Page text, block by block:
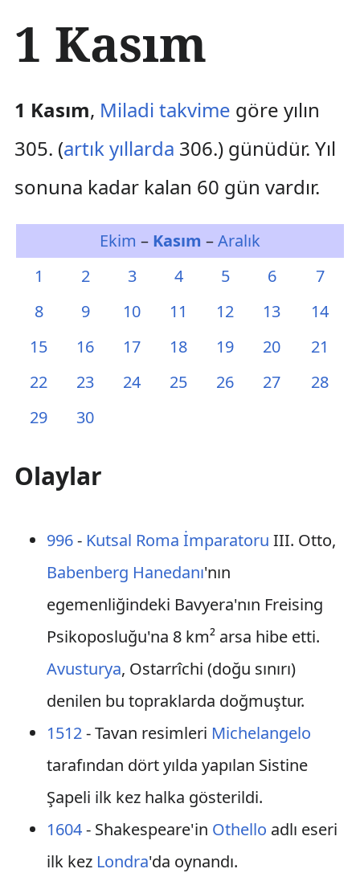
r
e
t
a
1 Kasım
1 Kasım, Miladi takvime göre yılın
305. (artık yıllarda 306.) günüdür. Yıl
sonuna kadar kalan 60 gün vardır.
Ekim – Kasım –Aralık
1
2 3 4 5 6
7
8
9 10 11 12 13
14
15
16 17 18 19 20
21
22
23 24 25 26 27
28
29
30
Olaylar
996- Kutsal Roma İmparatoru III. Otto,
Babenberg Hanedanı'nın
egemenliğindeki Bavyera'nın Freising
Psikoposluğu'na 8 km² arsa hibe etti.
Avusturya, Ostarrîchi (doğu sınırı)
denilen bu topraklarda doğmuştur.
1512- Tavan resimleri Michelangelo
tarafından dört yılda yapılan Sistine
Şapeli ilk kez halka gösterildi.
1604- Shakespeare'in Othello adlı eseri
ilk kez Londra'da oynandı.